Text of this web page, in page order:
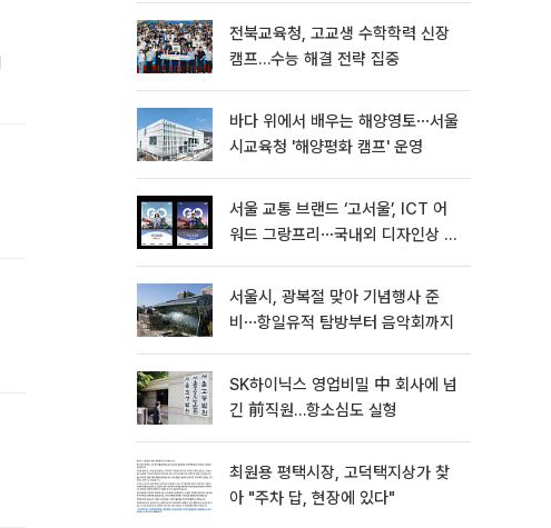
전북교육청, 고교생 수학학력 신장
캠프…수능 해결 전략 집중
바다 위에서 배우는 해양영토⋯서울
시교육청 '해양평화 캠프' 운영
서울 교통 브랜드 ‘고서울’, ICT 어
워드 그랑프리⋯국내외 디자인상 4
서울시, 광복절 맞아 기념행사 준
비⋯항일유적 탐방부터 음악회까지
SK하이닉스 영업비밀 中 회사에 넘
긴 前직원…항소심도 실형
최원용 평택시장, 고덕택지상가 찾
아 "주차 답, 현장에 있다"